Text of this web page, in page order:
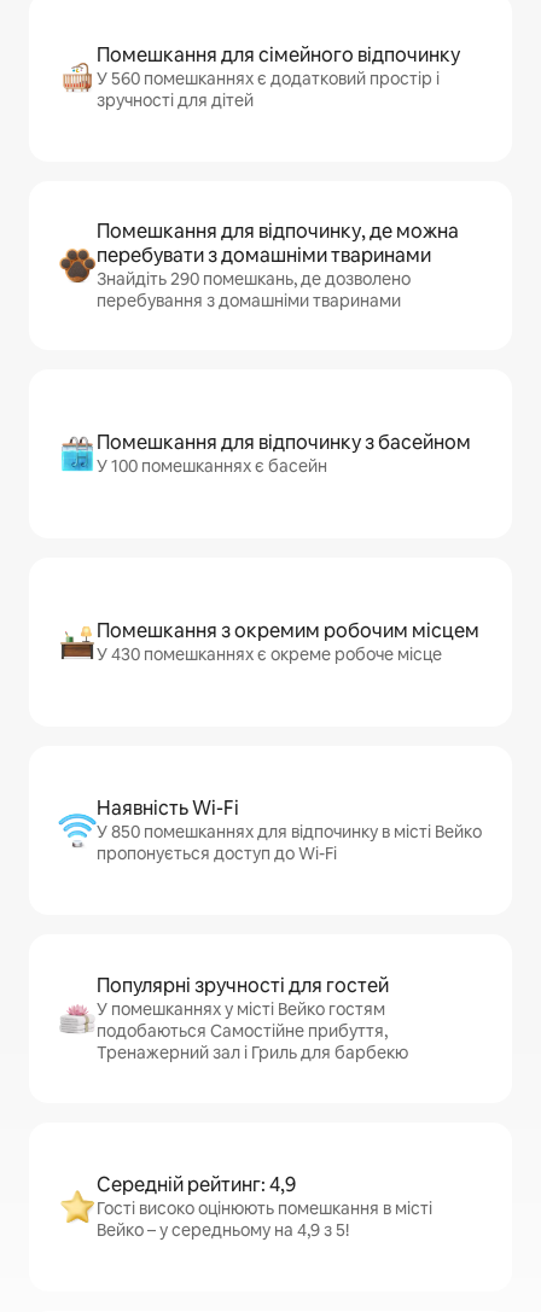
Помешкання для сімейного відпочинку
У 560 помешканнях є додатковий простір і
зручності для дітей
Помешкання для відпочинку, де можна
перебувати з домашніми тваринами
Знайдіть 290 помешкань, де дозволено
перебування з домашніми тваринами
Помешкання для відпочинку з басейном
У 100 помешканнях є басейн
Помешкання з окремим робочим місцем
У 430 помешканнях є окреме робоче місце
Наявність Wi-Fi
У 850 помешканнях для відпочинку в місті Вейко
пропонується доступ до Wi-Fi
Популярні зручності для гостей
У помешканнях у місті Вейко гостям
подобаються Самостійне прибуття,
Тренажерний зал і Гриль для барбекю
Середній рейтинг: 4,9
Гості високо оцінюють помешкання в місті
Вейко – у середньому на 4,9 з 5!